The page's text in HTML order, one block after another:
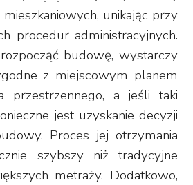
unikając przy
procedur administracyjnych.
budowę, wystarczy
z miejscowym planem
przestrzennego, a jeśli taki
jest uzyskanie decyzji
Proces jej otrzymania
szybszy niż tradycyjne
metraży. Dodatkowo,